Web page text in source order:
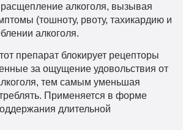
алкоголя, вызывая
(тошноту, рвоту, тахикардию и
алкоголя.
препарат блокирует рецепторы
за ощущение удовольствия от
тем самым уменьшая
Применяется в форме
длительной